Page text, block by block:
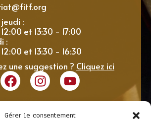
Gérer le consentement
:
et 13:30 - 17:00
:
et 13:30 - 16:30
une suggestion ? Cliquez ici